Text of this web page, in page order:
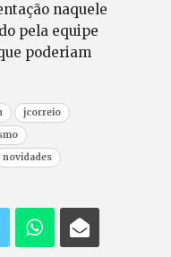
naquele
pela equipe
poderiam
jcorreio
novidades